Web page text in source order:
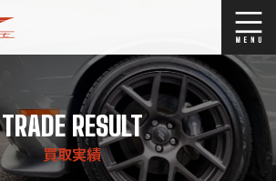
Stock list
TRADE RESULT
買取実績